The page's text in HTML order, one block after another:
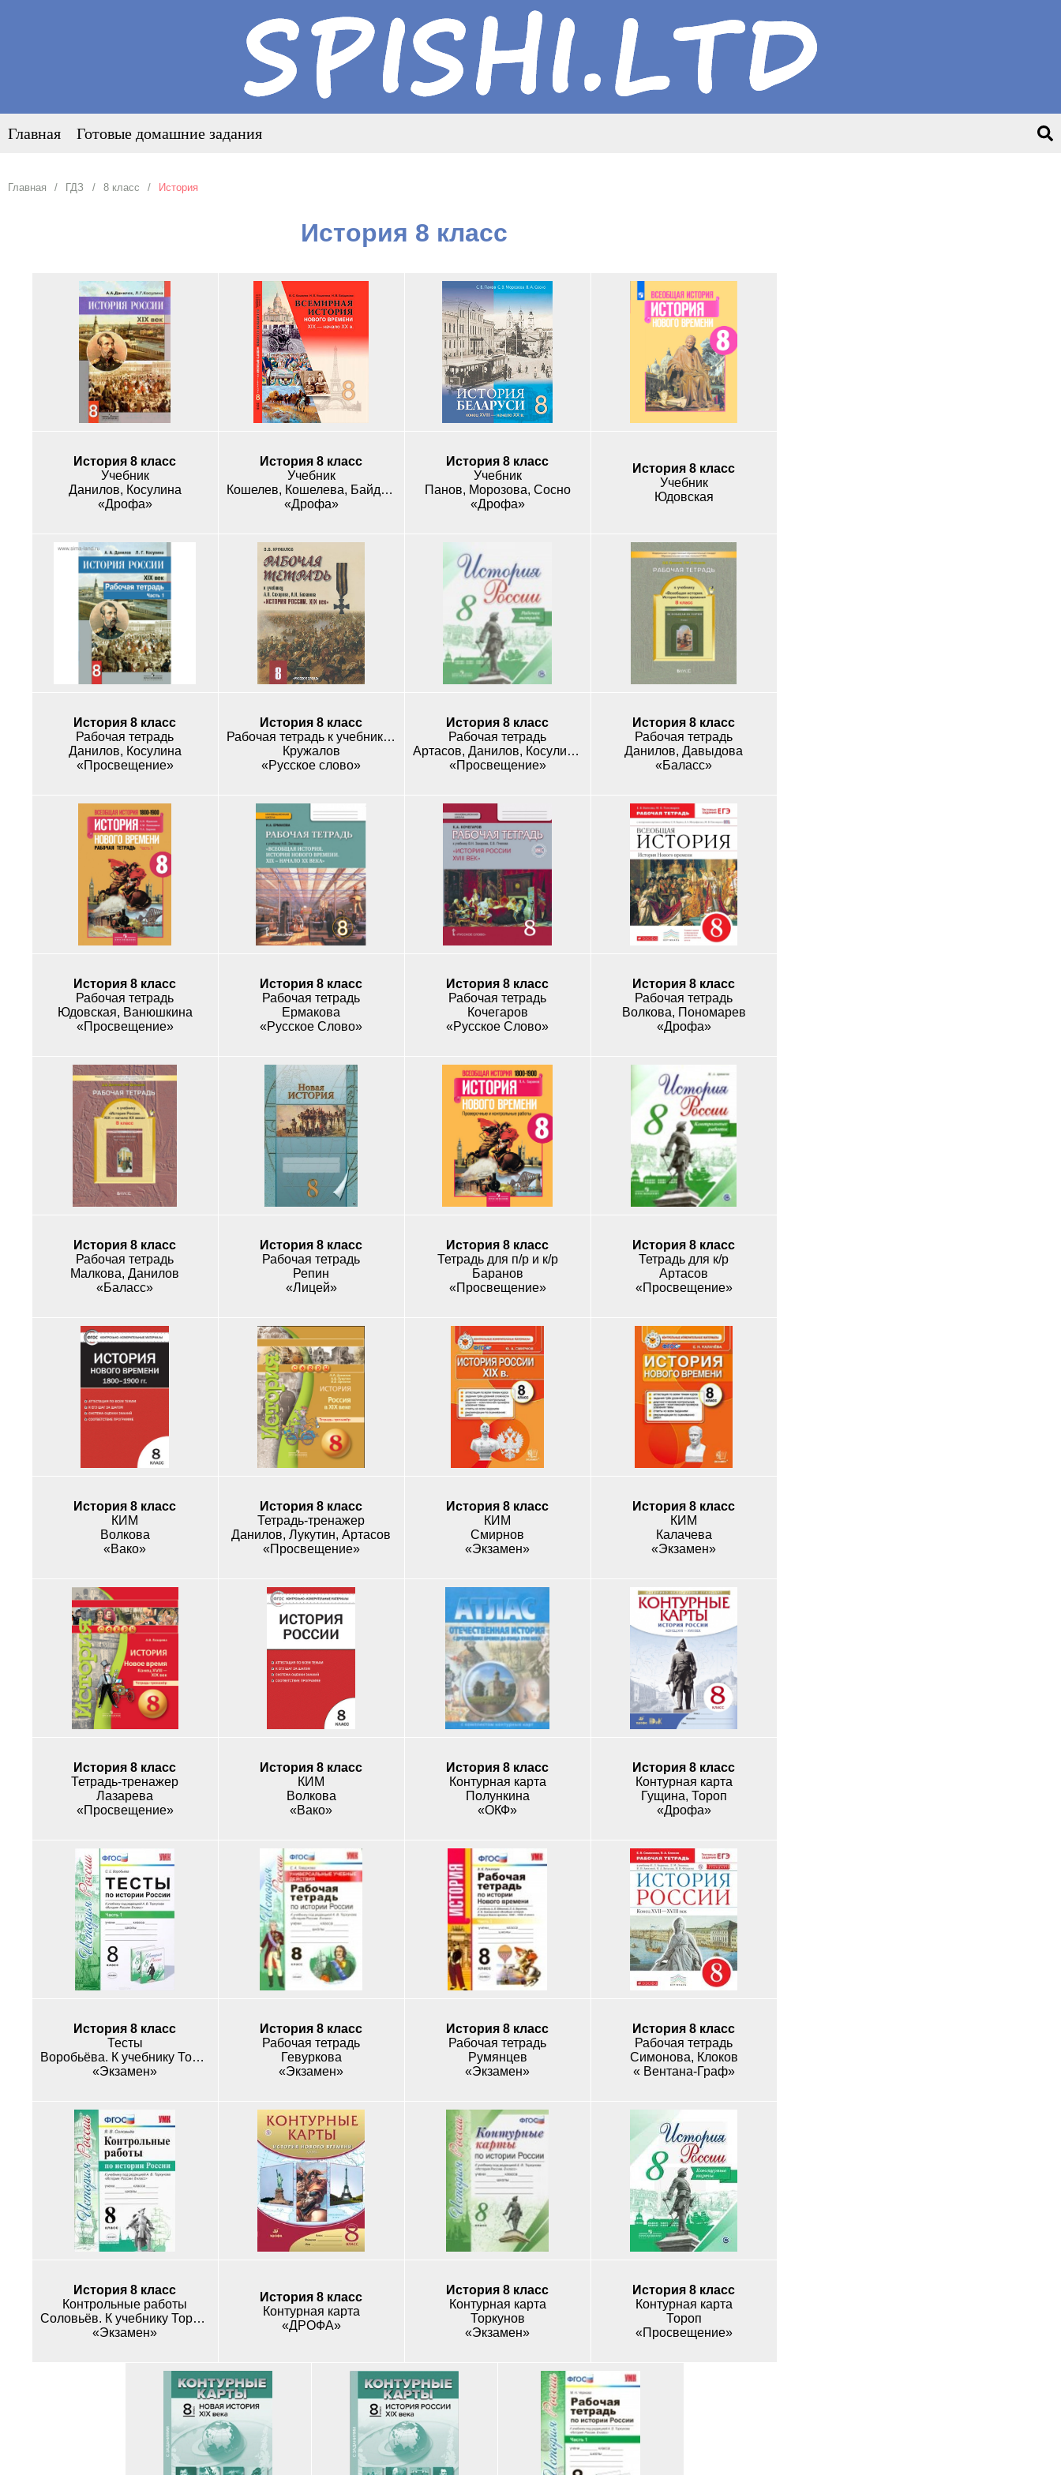
Главная Готовые домашние задания
Главная ГДЗ 8 класс История
История 8 класс
История 8 класс
Учебник
Данилов, Косулина
«Дрофа»
История 8 класс
Учебник
Кошелев, Кошелева, Байдакова
«Дрофа»
История 8 класс
Учебник
Панов, Морозова, Сосно
«Дрофа»
История 8 класс
Учебник
Юдовская
История 8 класс
Рабочая тетрадь
Данилов, Косулина
«Просвещение»
История 8 класс
Рабочая тетрадь к учебнику Сахарова
Кружалов
«Русское слово»
История 8 класс
Рабочая тетрадь
Артасов, Данилов, Косулина, Соколова
«Просвещение»
История 8 класс
Рабочая тетрадь
Данилов, Давыдова
«Баласс»
История 8 класс
Рабочая тетрадь
Юдовская, Ванюшкина
«Просвещение»
История 8 класс
Рабочая тетрадь
Ермакова
«Русское Слово»
История 8 класс
Рабочая тетрадь
Кочегаров
«Русское Слово»
История 8 класс
Рабочая тетрадь
Волкова, Пономарев
«Дрофа»
История 8 класс
Рабочая тетрадь
Малкова, Данилов
«Баласс»
История 8 класс
Рабочая тетрадь
Репин
«Лицей»
История 8 класс
Тетрадь для п/р и к/р
Баранов
«Просвещение»
История 8 класс
Тетрадь для к/р
Артасов
«Просвещение»
История 8 класс
КИМ
Волкова
«Вако»
История 8 класс
Тетрадь-тренажер
Данилов, Лукутин, Артасов
«Просвещение»
История 8 класс
КИМ
Смирнов
«Экзамен»
История 8 класс
КИМ
Калачева
«Экзамен»
История 8 класс
Тетрадь-тренажер
Лазарева
«Просвещение»
История 8 класс
КИМ
Волкова
«Вако»
История 8 класс
Контурная карта
Полункина
«ОКФ»
История 8 класс
Контурная карта
Гущина, Тороп
«Дрофа»
История 8 класс
Тесты
Воробьёва. К учебнику Торкунова
«Экзамен»
История 8 класс
Рабочая тетрадь
Гевуркова
«Экзамен»
История 8 класс
Рабочая тетрадь
Румянцев
«Экзамен»
История 8 класс
Рабочая тетрадь
Симонова, Клоков
« Вентана-Граф»
История 8 класс
Контрольные работы
Соловьёв. К учебнику Торкунова
«Экзамен»
История 8 класс
Контурная карта
«ДРОФА»
История 8 класс
Контурная карта
Торкунов
«Экзамен»
История 8 класс
Контурная карта
Тороп
«Просвещение»